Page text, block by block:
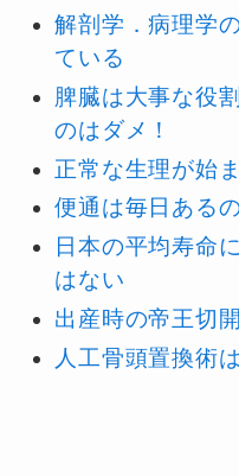
解剖学．病理学
ている
脾臓は大事な役
のはダメ！
正常な生理が始
便通は毎日ある
日本の平均寿命
はない
出産時の帝王切
人工骨頭置換術